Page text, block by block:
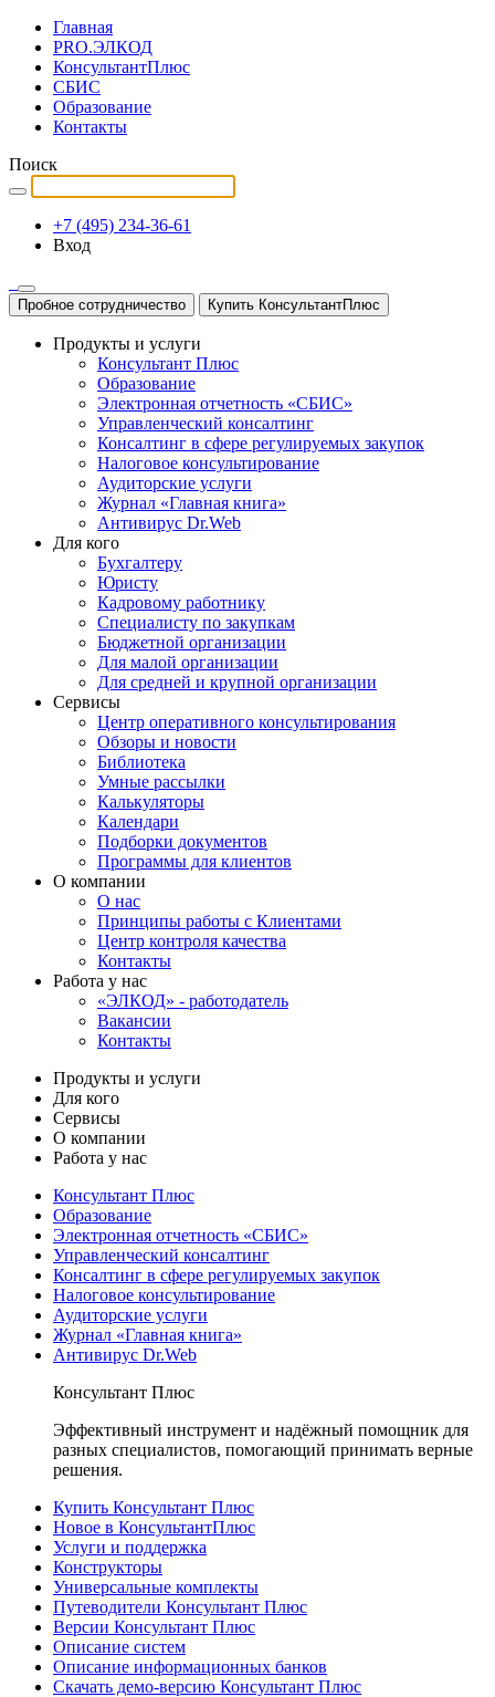
Главная
PRO.ЭЛКОД
КонсультантПлюс
СБИС
Образование
Контакты
Поиск
+7 (495) 234-36-61
Вход
Пробное сотрудничество Купить КонсультантПлюс
Продукты и услуги
Консультант Плюс
Образование
Электронная отчетность «СБИС»
Управленческий консалтинг
Консалтинг в сфере регулируемых закупок
Налоговое консультирование
Аудиторские услуги
Журнал «Главная книга»
Антивирус Dr.Web
Для кого
Бухгалтеру
Юристу
Кадровому работнику
Специалисту по закупкам
Бюджетной организации
Для малой организации
Для средней и крупной организации
Сервисы
Центр оперативного консультирования
Обзоры и новости
Библиотека
Умные рассылки
Калькуляторы
Календари
Подборки документов
Программы для клиентов
О компании
О нас
Принципы работы с Клиентами
Центр контроля качества
Контакты
Работа у нас
«ЭЛКОД» - работодатель
Вакансии
Контакты
Продукты и услуги
Для кого
Сервисы
О компании
Работа у нас
Консультант Плюс
Образование
Электронная отчетность «СБИС»
Управленческий консалтинг
Консалтинг в сфере регулируемых закупок
Налоговое консультирование
Аудиторские услуги
Журнал «Главная книга»
Антивирус Dr.Web
Консультант Плюс
Эффективный инструмент и надёжный помощник для
разных специалистов, помогающий принимать верные
решения.
Купить Консультант Плюс
Новое в КонсультантПлюс
Услуги и поддержка
Конструкторы
Универсальные комплекты
Путеводители Консультант Плюс
Версии Консультант Плюс
Описание систем
Описание информационных банков
Скачать демо-версию Консультант Плюс